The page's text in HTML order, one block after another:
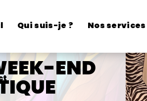
Qui suis-je ? Nos services
END